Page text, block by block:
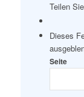
Teilen
Dieses
Seite